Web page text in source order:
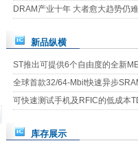
DRAM产业十年 大者愈大趋势仍
新品纵横
ST推出可提供6个自由度的全新
全球首款32/64-Mbit快速异步
可快速测试手机及RFIC的低成本
库存展示